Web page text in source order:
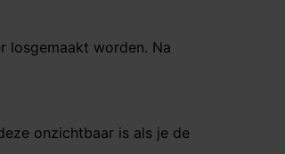
losgemaakt worden. Na
onzichtbaar is als je de